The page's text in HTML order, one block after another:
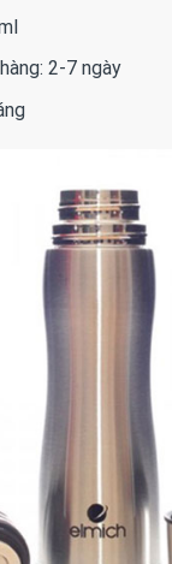
2-7 ngày